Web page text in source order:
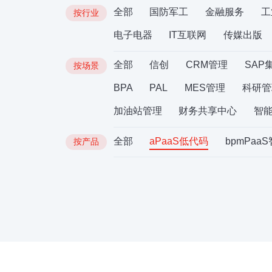
按行业 全部 国防军工 金融服务
电子电器 IT互联网 传媒出版
按场景 全部 信创 CRM管理 SAP
BPA PAL MES管理 科研
加油站管理 财务共享中心 智
按产品 全部 aPaaS低代码 bpmPaaS